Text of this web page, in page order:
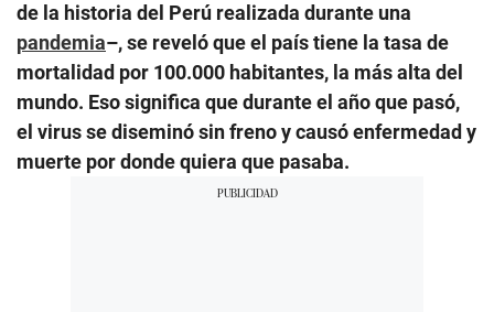
de la historia del Perú realizada durante una
pandemia–, se reveló que el país tiene la tasa de
mortalidad por 100.000 habitantes, la más alta del
mundo. Eso significa que durante el año que pasó,
el virus se diseminó sin freno y causó enfermedad y
muerte por donde quiera que pasaba.